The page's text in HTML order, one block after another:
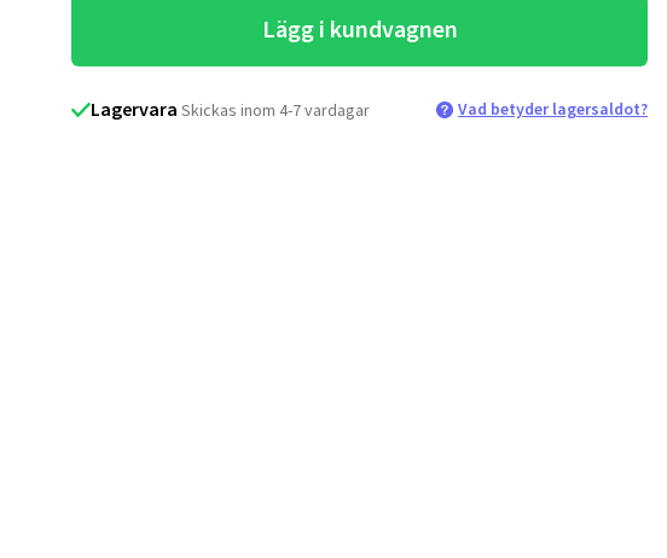
Lägg i kundvagnen
Lagervara Skickas inom 4-7 vardagar Vad betyder lagersaldot?